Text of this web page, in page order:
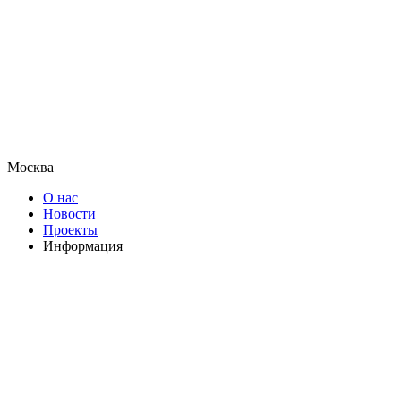
Москва
О нас
Новости
Проекты
Информация